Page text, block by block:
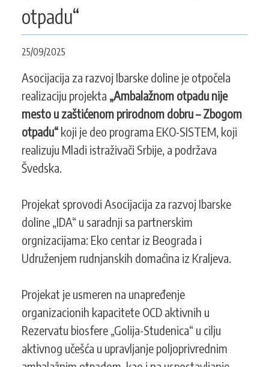
SEARCH
FORM
PRETRAGA
otpadu“
25/09/2025
Asocijacija za razvoj Ibarske doline je otpočela
realizaciju projekta „Ambalažnom otpadu nije
mesto u zaštićenom prirodnom dobru – Zbogom
otpadu“ koji je deo programa EKO-SISTEM, koji
realizuju Mladi istraživači Srbije, a podržava
Švedska.
Projekat sprovodi Asocijacija za razvoj Ibarske
doline „IDA“ u saradnji sa partnerskim
orgnizacijama: Eko centar iz Beograda i
Udruženjem rudnjanskih domaćina iz Kraljeva.
Projekat je usmeren na unapređenje
organizacionih kapacitete OCD aktivnih u
Rezervatu biosfere „Golija-Studenica“ u cilju
aktivnog učešća u upravljanje poljoprivrednim